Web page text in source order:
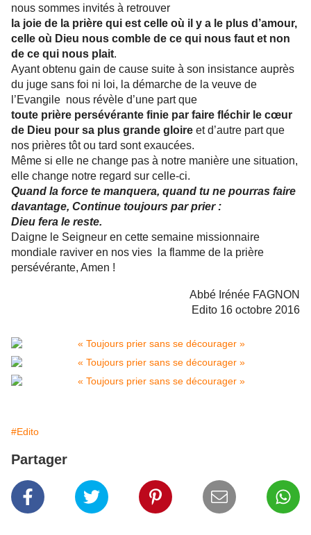
nous sommes invités à retrouver
la joie de la prière qui est celle où il y a le plus d’amour,
celle où Dieu nous comble de ce qui nous faut et non
de ce qui nous plait.
Ayant obtenu gain de cause suite à son insistance auprès
du juge sans foi ni loi, la démarche de la veuve de
l’Evangile nous révèle d’une part que
toute prière persévérante finie par faire fléchir le cœur
de Dieu pour sa plus grande gloire et d’autre part que
nos prières tôt ou tard sont exaucées.
Même si elle ne change pas à notre manière une situation,
elle change notre regard sur celle-ci.
Quand la force te manquera, quand tu ne pourras faire
davantage, Continue toujours par prier :
Dieu fera le reste.
Daigne le Seigneur en cette semaine missionnaire
mondiale raviver en nos vies la flamme de la prière
persévérante, Amen !
Abbé Irénée FAGNON
Edito 16 octobre 2016
#Edito
Partager